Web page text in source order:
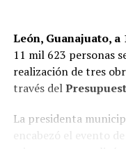
León, Guanajuato, a
11 mil 623 personas
realización de tres
través del
La presidenta
encabezó el evento